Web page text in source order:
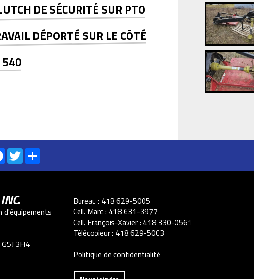
DE SÉCURITÉ SUR PTO
DÉPORTÉ SUR LE CÔTÉ
540
Facebook
Twitter
d'équipements
3H4
Bureau : 418 629-5005
Cell. Marc : 418 631-3977
Cell. François-Xavier : 418 330-0561
Télécopieur : 418 629-5003
Politique de confidentialité